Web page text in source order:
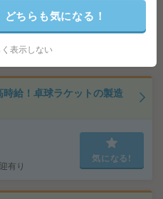
通勤OK
給！卓球ラケットの製造
有り
気になる!
どちらも気になる！
く表示しない